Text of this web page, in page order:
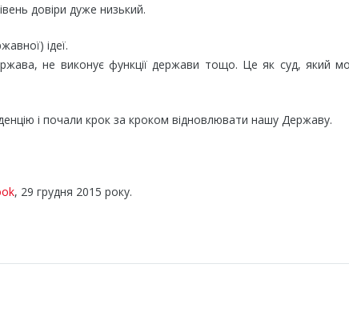
довіри дуже низький.
ідеї.
не виконує функції держави тощо. Це як суд, який
і почали крок за кроком відновлювати нашу Державу.
, 29 грудня 2015 року.